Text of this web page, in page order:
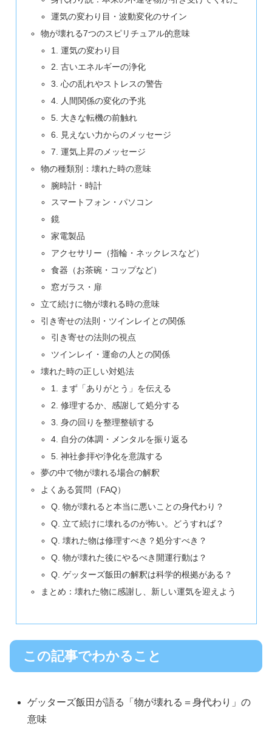
運気の変わり目・波動変化のサイン
物が壊れる7つのスピリチュアル的意味
1. 運気の変わり目
2. 古いエネルギーの浄化
3. 心の乱れやストレスの警告
4. 人間関係の変化の予兆
5. 大きな転機の前触れ
6. 見えない力からのメッセージ
7. 運気上昇のメッセージ
物の種類別：壊れた時の意味
腕時計・時計
スマートフォン・パソコン
鏡
家電製品
アクセサリー（指輪・ネックレスなど）
食器（お茶碗・コップなど）
窓ガラス・扉
立て続けに物が壊れる時の意味
引き寄せの法則・ツインレイとの関係
引き寄せの法則の視点
ツインレイ・運命の人との関係
壊れた時の正しい対処法
1. まず「ありがとう」を伝える
2. 修理するか、感謝して処分する
3. 身の回りを整理整頓する
4. 自分の体調・メンタルを振り返る
5. 神社参拝や浄化を意識する
夢の中で物が壊れる場合の解釈
よくある質問（FAQ）
Q. 物が壊れると本当に悪いことの身代わり？
Q. 立て続けに壊れるのが怖い。どうすれば？
Q. 壊れた物は修理すべき？処分すべき？
Q. 物が壊れた後にやるべき開運行動は？
Q. ゲッターズ飯田の解釈は科学的根拠がある？
まとめ：壊れた物に感謝し、新しい運気を迎えよう
この記事でわかること
ゲッターズ飯田が語る「物が壊れる＝身代わり」の
意味